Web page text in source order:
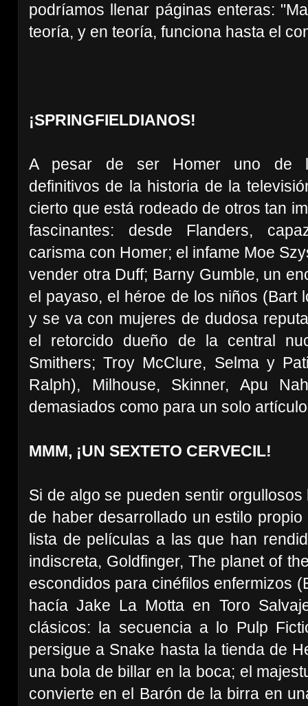
podríamos llenar páginas enteras:
teoría, y en teoría, funciona hasta el
¡SPRINGFIELDIANOS!
A pesar de ser Homer uno de
definitivos de la historia de la
cierto que está rodeado de otros tan
fascinantes: desde Flanders,
carisma con Homer; el infame Moe
vender otra Duff; Barny Gumble, un
el payaso, el héroe de los niños (Bart
y se va con mujeres de dudosa
el retorcido dueño de la central
Smithers; Troy McClure, Selma y
Ralph), Milhouse, Skinner, Apu
demasiados como para un solo
MMM, ¡UN SEXTETO CERVECIL!
Si de algo se pueden sentir
de haber desarrollado un estilo
lista de películas a las que han
indiscreta, Goldfinger, The planet of
escondidos para cinéfilos enfermizos
hacía Jake La Motta en Toro
clásicos: la secuencia a lo Pulp
persigue a Snake hasta la tienda de
una bola de billar en la boca; el
convierte en el Barón de la birra en